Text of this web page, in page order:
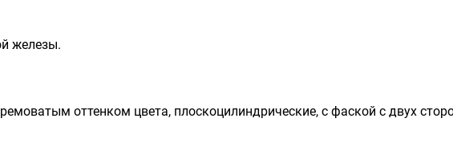
железы.
оттенком цвета, плоскоцилиндрические, с фаской с двух